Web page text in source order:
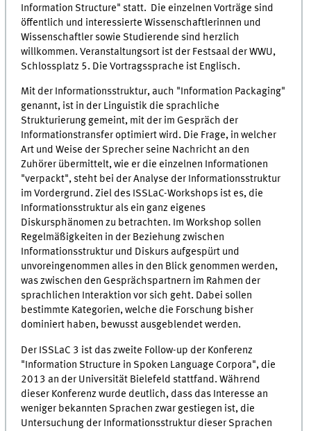
Information Structure" statt. Die einzelnen Vorträge sind
öffentlich und interessierte Wissenschaftlerinnen und
Wissenschaftler sowie Studierende sind herzlich
willkommen. Veranstaltungsort ist der Festsaal der WWU,
Schlossplatz 5. Die Vortragssprache ist Englisch.
Mit der Informationsstruktur, auch "Information Packaging"
genannt, ist in der Linguistik die sprachliche
Strukturierung gemeint, mit der im Gespräch der
Informationstransfer optimiert wird. Die Frage, in welcher
Art und Weise der Sprecher seine Nachricht an den
Zuhörer übermittelt, wie er die einzelnen Informationen
"verpackt", steht bei der Analyse der Informationsstruktur
im Vordergrund. Ziel des ISSLaC-Workshops ist es, die
Informationsstruktur als ein ganz eigenes
Diskursphänomen zu betrachten. Im Workshop sollen
Regelmäßigkeiten in der Beziehung zwischen
Informationsstruktur und Diskurs aufgespürt und
unvoreingenommen alles in den Blick genommen werden,
was zwischen den Gesprächspartnern im Rahmen der
sprachlichen Interaktion vor sich geht. Dabei sollen
bestimmte Kategorien, welche die Forschung bisher
dominiert haben, bewusst ausgeblendet werden.
Der ISSLaC 3 ist das zweite Follow-up der Konferenz
"Information Structure in Spoken Language Corpora", die
2013 an der Universität Bielefeld stattfand. Während
dieser Konferenz wurde deutlich, dass das Interesse an
weniger bekannten Sprachen zwar gestiegen ist, die
Untersuchung der Informationsstruktur dieser Sprachen